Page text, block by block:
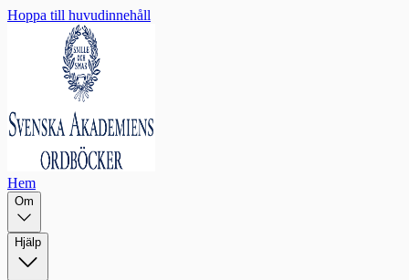
Hoppa till huvudinnehåll
Hem
Om
Hjälp